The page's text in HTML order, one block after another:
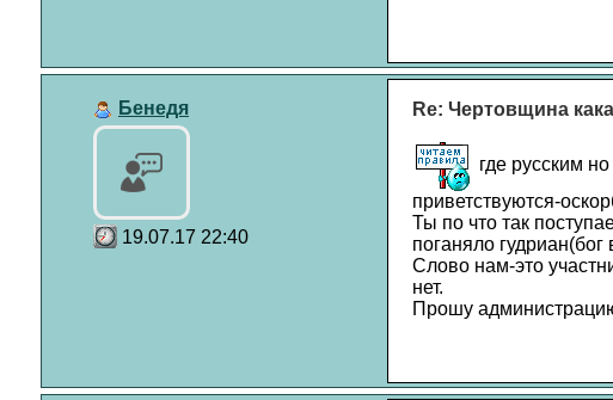
Бенедя
19.07.17 22:40
Re: Чертовщина
где русским
приветствуются-
Ты по что так
поганяло
Слово нам-это
нет.
Прошу